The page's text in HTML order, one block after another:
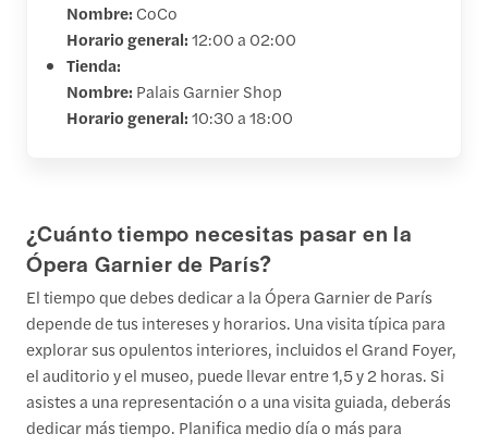
Nombre: CoCo
Horario general:12:00 a 02:00
Tienda:
Nombre: Palais Garnier Shop
Horario general:10:30 a 18:00
¿Cuánto tiempo necesitas pasar en la
Ópera Garnier de París?
El tiempo que debes dedicar a la Ópera Garnier de París
depende de tus intereses y horarios. Una visita típica para
explorar sus opulentos interiores, incluidos el Grand Foyer,
el auditorio y el museo, puede llevar entre 1,5 y 2 horas. Si
asistes a una representación o a una visita guiada, deberás
dedicar más tiempo. Planifica medio día o más para